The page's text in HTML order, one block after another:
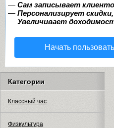
— Сам записывает
— Персонализирует
— Увеличивает
Начать
Категории
Классный час
Физкультура